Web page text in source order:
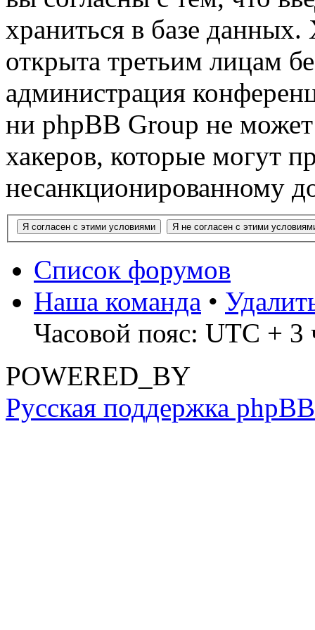
храниться в базе
открыта третьим лицам
администрация
ни phpBB Group не может
хакеров, которые могут
несанкционированному
Список форумов
Наша команда •
Часовой пояс: UTC + 3
POWERED_BY
Русская поддержка phpBB